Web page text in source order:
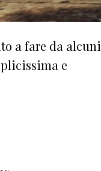
a fare da alcuni
e